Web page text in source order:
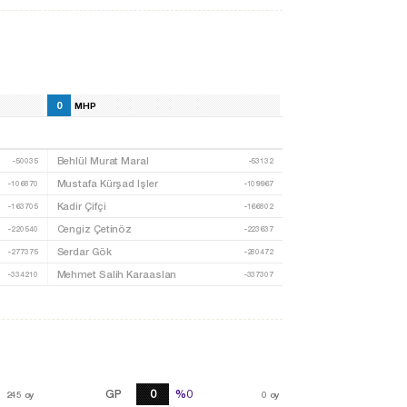
0 MHP
-50035 Behlül Murat Maral -53132
-106870 Mustafa Kürşad Işler -109967
-163705 Kadir Çifçi -166802
-220540 Cengiz Çetinöz -223637
-277375 Serdar Gök -280472
-334210 Mehmet Salih Karaaslan -337307
245 oy
245 oy
GP
0
%0 0 oy
%0